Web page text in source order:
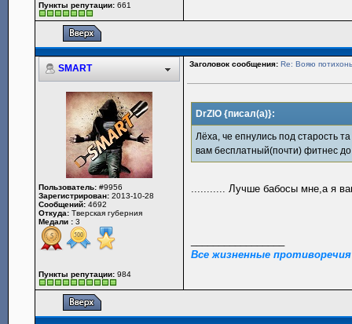
Пункты репутации: 661
SMART Заголовок сообщения: Re: Вояю
Пользователь: #9956
Зарегистрирован: 2013-10-28
Сообщений: 4692
Откуда: Тверская губерния
Медали : 3
Пункты репутации: 984
DrZlO {писал(а)}:
Лёха, че епнулись под старость
вам бесплатный(почти) фитнес
........... Лучше бабосы мне,а я
Все жизненные